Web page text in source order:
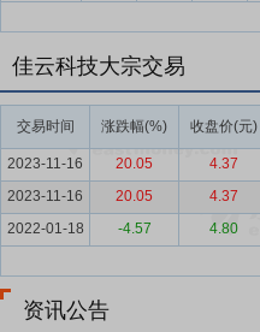
要点6：精细化运营优势
公司
销策略规划、广告创意与素材制
术赋能+精细化运营”的经营模式
能，致力于为客户创造卓越的营
要点7：媒体与资源优势
2025
奠定了媒体资源的坚实基础。同
支撑。公司与头部媒体平台保持
赛道，形成了“媒体资源+客户资
司拥有一支深耕效果广告领域
佳云科技大宗交易
交易时间 涨跌幅(%) 收盘价(元)
2023-11-16 20.05 4.37
2023-11-16
20.05 4.37
2022-01-18
-4.57 4.80
资讯公告